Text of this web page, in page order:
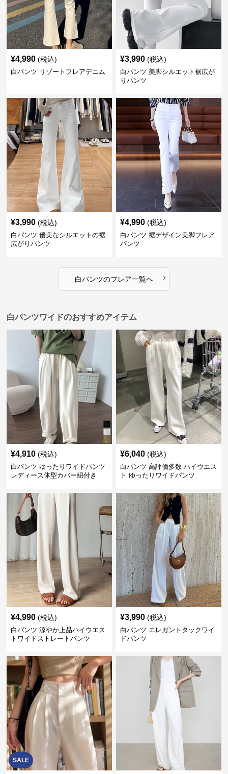
¥4,990 (税込)
白パンツ リゾートフレアデニム
¥3,990 (税込)
白パンツ 美脚シルエット裾広が
りパンツ
¥3,990 (税込)
白パンツ 優美なシルエットの裾
広がりパンツ
¥4,990 (税込)
白パンツ 裾デザイン美脚フレア
パンツ
白パンツのフレア一覧へ ›
白パンツワイドのおすすめアイテム
¥4,910 (税込)
白パンツ ゆったりワイドパンツ
レディース体型カバー紐付き
¥6,040 (税込)
白パンツ 高評価多数 ハイウエス
ト ゆったりワイドパンツ
¥4,990 (税込)
白パンツ 涼やか上品ハイウエス
トワイドストレートパンツ
¥3,990 (税込)
白パンツ エレガントタックワイ
ドパンツ
SALE